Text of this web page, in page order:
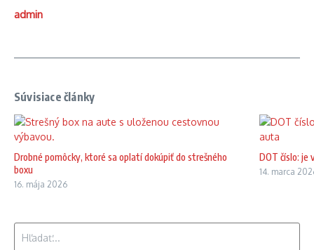
admin
Súvisiace články
Drobné pomôcky, ktoré sa oplatí dokúpiť do strešného
boxu
16. mája 2026
DOT číslo: je
14. marca